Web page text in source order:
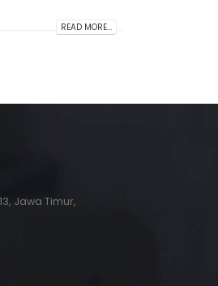
READ MORE...
Jawa Timur,